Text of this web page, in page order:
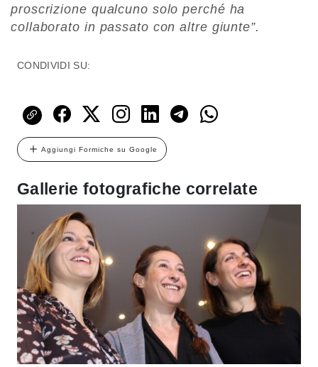
proscrizione qualcuno solo perché ha
collaborato in passato con altre giunte”.
CONDIVIDI SU:
Aggiungi Formiche su Google
Gallerie fotografiche correlate